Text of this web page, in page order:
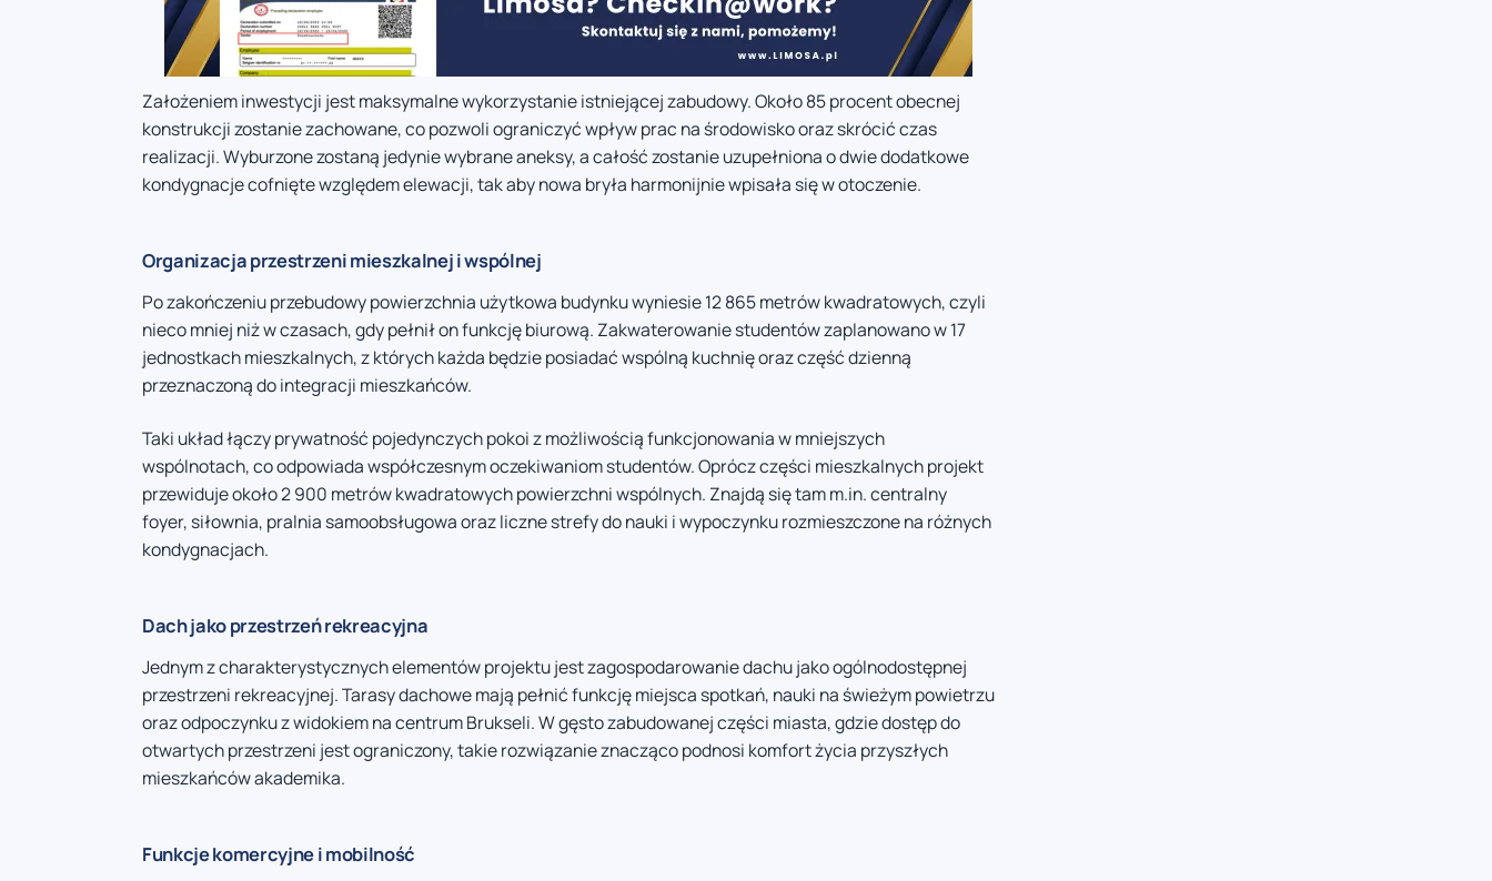
Założeniem inwestycji jest maksymalne wykorzystanie istniejącej zabudowy. Około 85 procent obecnej
konstrukcji zostanie zachowane, co pozwoli ograniczyć wpływ prac na środowisko oraz skrócić czas
realizacji. Wyburzone zostaną jedynie wybrane aneksy, a całość zostanie uzupełniona o dwie dodatkowe
kondygnacje cofnięte względem elewacji, tak aby nowa bryła harmonijnie wpisała się w otoczenie.
Organizacja przestrzeni mieszkalnej i wspólnej
Po zakończeniu przebudowy powierzchnia użytkowa budynku wyniesie 12 865 metrów kwadratowych, czyli
nieco mniej niż w czasach, gdy pełnił on funkcję biurową. Zakwaterowanie studentów zaplanowano w 17
jednostkach mieszkalnych, z których każda będzie posiadać wspólną kuchnię oraz część dzienną
przeznaczoną do integracji mieszkańców.
Taki układ łączy prywatność pojedynczych pokoi z możliwością funkcjonowania w mniejszych
wspólnotach, co odpowiada współczesnym oczekiwaniom studentów. Oprócz części mieszkalnych projekt
przewiduje około 2 900 metrów kwadratowych powierzchni wspólnych. Znajdą się tam m.in. centralny
foyer, siłownia, pralnia samoobsługowa oraz liczne strefy do nauki i wypoczynku rozmieszczone na różnych
kondygnacjach.
Dach jako przestrzeń rekreacyjna
Jednym z charakterystycznych elementów projektu jest zagospodarowanie dachu jako ogólnodostępnej
przestrzeni rekreacyjnej. Tarasy dachowe mają pełnić funkcję miejsca spotkań, nauki na świeżym powietrzu
oraz odpoczynku z widokiem na centrum Brukseli. W gęsto zabudowanej części miasta, gdzie dostęp do
otwartych przestrzeni jest ograniczony, takie rozwiązanie znacząco podnosi komfort życia przyszłych
mieszkańców akademika.
Funkcje komercyjne i mobilność